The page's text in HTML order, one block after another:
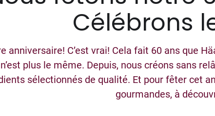
Célébrons
anniversaire! C’est vrai! Cela fait 60 ans que
plus le même. Depuis, nous créons sans
sélectionnés de qualité. Et pour fêter cet
gourmandes, à